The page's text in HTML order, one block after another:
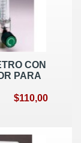
CON
PARA
$110,00